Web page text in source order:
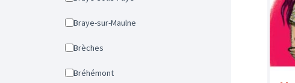
Braye-sur-Maulne
Brèches
Bréhémont